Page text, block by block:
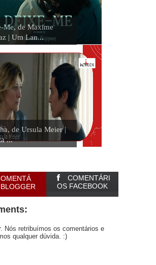
Me, de Maxime
| Um Lan...
de Ursula Meier |
...
COMENTÁRI
OS FACEBOOK
Nós retribuímos os comentários e
qualquer dúvida. :)